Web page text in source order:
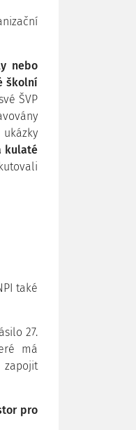
nebo
školní
ŠVP
kulaté
také
27.
má
zapojit
pro